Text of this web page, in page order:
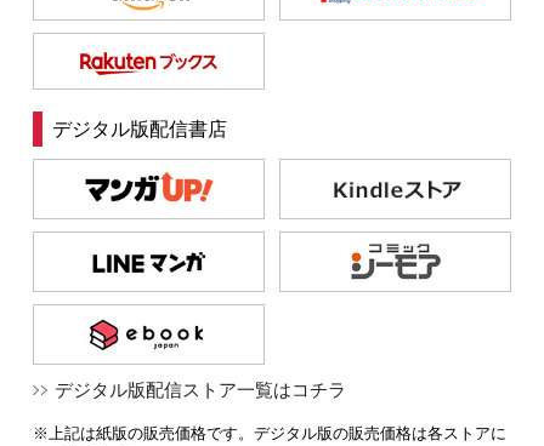
デジタル版配信書店
デジタル版配信ストア一覧はコチラ
※上記は紙版の販売価格です。デジタル版の販売価格は各ストアに